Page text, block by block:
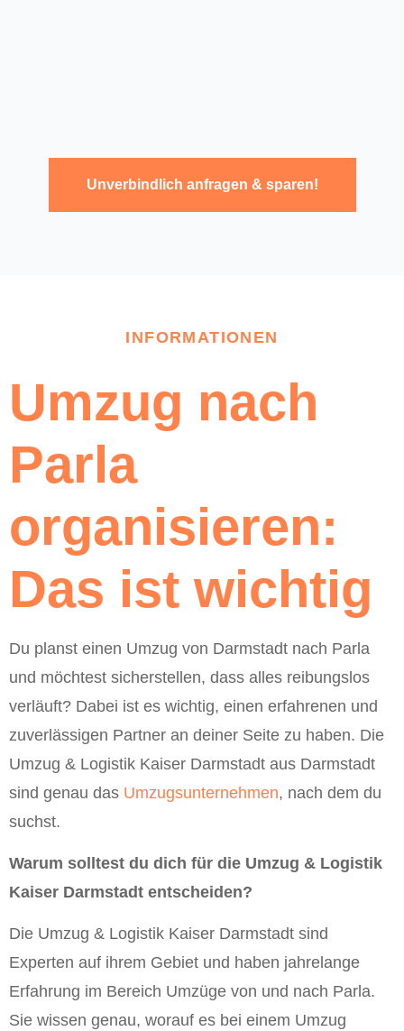
Unverbindlich anfragen & sparen!
INFORMATIONEN
Umzug nach
Parla
organisieren:
Das ist wichtig
Du planst einen Umzug von Darmstadt nach Parla
und möchtest sicherstellen, dass alles reibungslos
verläuft? Dabei ist es wichtig, einen erfahrenen und
zuverlässigen Partner an deiner Seite zu haben. Die
Umzug & Logistik Kaiser Darmstadt aus Darmstadt
sind genau das Umzugsunternehmen, nach dem du
suchst.
Warum solltest du dich für die Umzug & Logistik
Kaiser Darmstadt entscheiden?
Die Umzug & Logistik Kaiser Darmstadt sind
Experten auf ihrem Gebiet und haben jahrelange
Erfahrung im Bereich Umzüge von und nach Parla.
Sie wissen genau, worauf es bei einem Umzug